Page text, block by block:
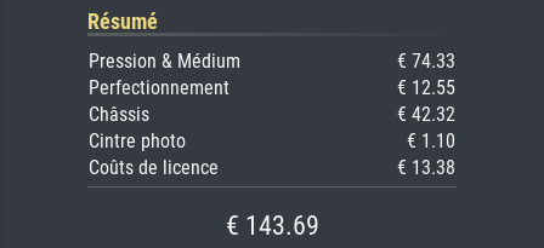
Résumé
Pression & Médium
€ 74.33
Perfectionnement
€ 12.55
Châssis
€ 42.32
Cintre photo
€ 1.10
Coûts de licence
€ 13.38
€ 143.69